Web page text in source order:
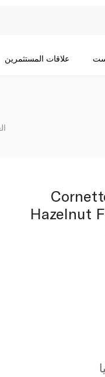
علاقات المستثمرين
Hazelnut